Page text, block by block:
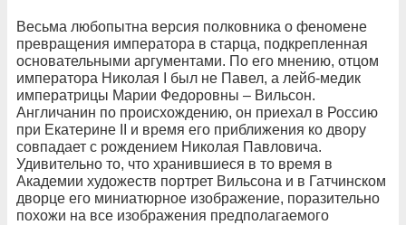
Весьма любопытна версия полковника о феномене
превращения императора в старца, подкрепленная
основательными аргументами. По его мнению, отцом
императора Николая I был не Павел, а лейб-медик
императрицы Марии Федоровны – Вильсон.
Англичанин по происхождению, он приехал в Россию
при Екатерине II и время его приближения ко двору
совпадает с рождением Николая Павловича.
Удивительно то, что хранившиеся в то время в
Академии художеств портрет Вильсона и в Гатчинском
дворце его миниатюрное изображение, поразительно
похожи на все изображения предполагаемого